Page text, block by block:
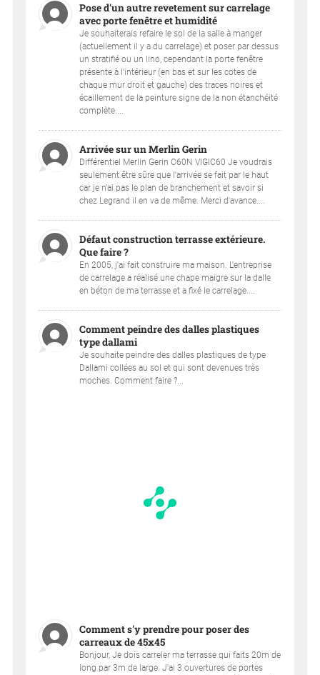
Pose d'un autre revetement sur carrelage
avec porte fenêtre et humidité
Je souhaiterais refaire le sol de la salle à manger
(actuellement il y a du carrelage) et poser par dessus
un stratifié ou un lino, cependant la porte fenêtre
présente à l'intérieur (en bas et sur les cotes de
chaque mur droit et gauche) des traces noires et
écaillement de la peinture signe de la non étanchéité
complète....
Arrivée sur un Merlin Gerin
Différentiel Merlin Gerin C60N VIGIC60 Je voudrais
seulement être sûre que l'arrivée se fait par le haut
car je n'ai pas le plan de branchement et savoir si
chez Legrand il en va de même. Merci d'avance....
Défaut construction terrasse extérieure.
Que faire ?
En 2005, j'ai fait construire ma maison. L'entreprise
de carrelage a réalisé une chape maigre sur la dalle
en béton de ma terrasse et a fixé le carrelage....
Comment peindre des dalles plastiques
type dallami
Je souhaite peindre des dalles plastiques de type
Dallami collées au sol et qui sont devenues très
moches. Comment faire ?...
Comment s'y prendre pour poser des
carreaux de 45x45
Bonjour, Je dois carreler ma terrasse qui faits 20m de
long par 3m de large. J'ai 3 ouvertures de portes